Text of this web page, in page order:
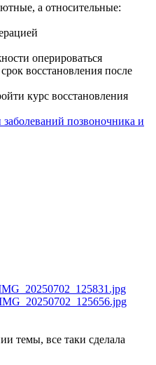
а относительные:
оперироваться
восстановления после
курс восстановления
позвоночника и
темы, все таки сделала